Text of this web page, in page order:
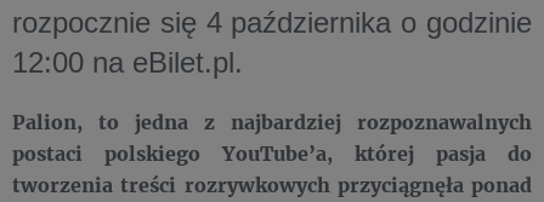
rozpocznie się 4 października o godzinie
12:00 na eBilet.pl.
Palion, to jedna z najbardziej rozpoznawalnych
postaci polskiego YouTube’a, której pasja do
tworzenia treści rozrywkowych przyciągnęła ponad